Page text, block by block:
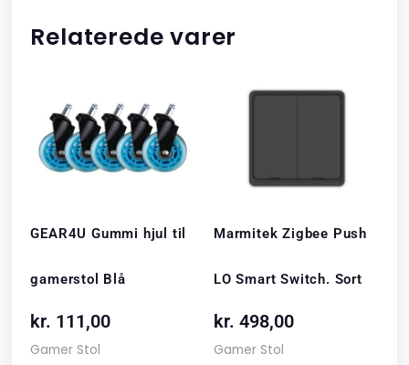
Relaterede varer
GEAR4U Gummi hjul til
gamerstol Blå
kr. 111,00
Gamer Stol
Marmitek Zigbee Push
LO Smart Switch. Sort
kr. 498,00
Gamer Stol